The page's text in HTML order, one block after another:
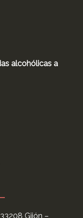
alcohólicas a
Gijón –